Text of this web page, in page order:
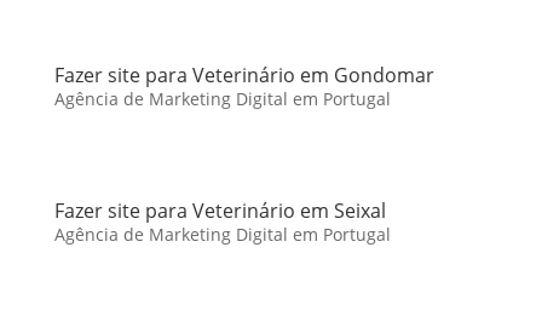
Fazer site para Veterinário em Gondomar
Agência de Marketing Digital em Portugal
Fazer site para Veterinário em Seixal
Agência de Marketing Digital em Portugal